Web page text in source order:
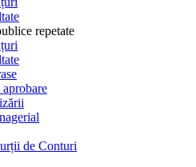
repetate
aprobare
de Conturi